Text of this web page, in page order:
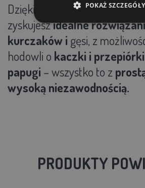
Dzięki inkubatorowiAG
zyskujeszidealne
kurczaków i gęsi, z
hodowli o kaczki i przepiórki
papugi – wszystko to z
wysoką niezawodnością.
PRODUKTY
POKAŻ SZCZEGÓŁY